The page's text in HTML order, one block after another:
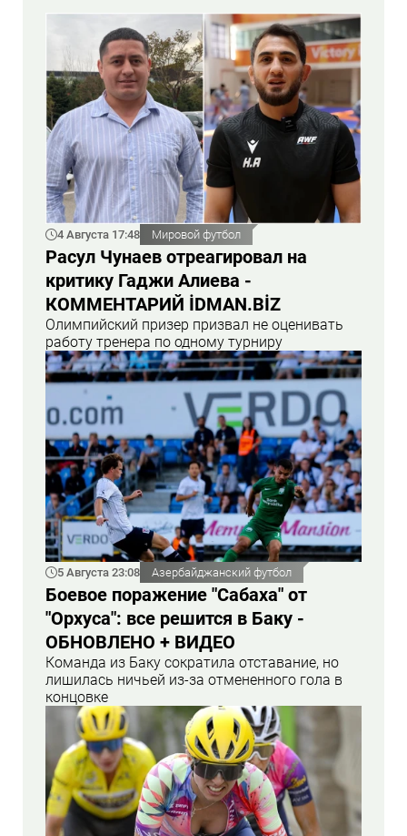
4 Августа 17:48 Мировой футбол
Расул Чунаев отреагировал на
критику Гаджи Алиева -
КОММЕНТАРИЙ İDMAN.BİZ
Олимпийский призер призвал не оценивать
работу тренера по одному турниру
5 Августа 23:08 Азербайджанский футбол
Боевое поражение "Сабаха" от
"Орхуса": все решится в Баку -
ОБНОВЛЕНО + ВИДЕО
Команда из Баку сократила отставание, но
лишилась ничьей из-за отмененного гола в
концовке